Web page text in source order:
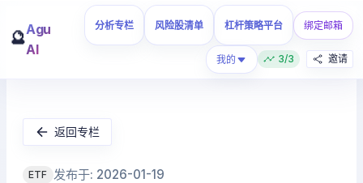
🔮Agu
AI
分析专栏 风险股清单 杠杆策略平台 绑定邮箱
我的 3/3 邀请
返回专栏
ETF 发布于: 2026-01-19